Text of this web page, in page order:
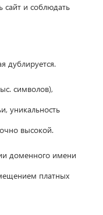
сайт и соблюдать
дублируется.
символов),
уникальность
высокой.
доменного имени
платных